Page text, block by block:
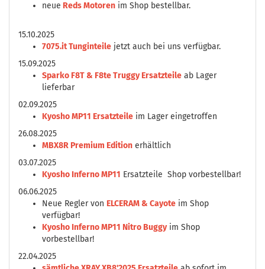
neue Reds Motoren im Shop bestellbar.
15.10.2025
7075.it Tunginteile jetzt auch bei uns verfügbar.
15.09.2025
Sparko F8T & F8te Truggy Ersatzteile ab Lager
lieferbar
02.09.2025
Kyosho MP11 Ersatzteile im Lager eingetroffen
26.08.2025
MBX8R Premium Edition erhältlich
03.07.2025
Kyosho Inferno MP11 Ersatzteile Shop vorbestellbar!
06.06.2025
Neue Regler von ELCERAM & Cayote im Shop
verfügbar!
Kyosho Inferno MP11 Nitro Buggyim Shop
vorbestellbar!
22.04.2025